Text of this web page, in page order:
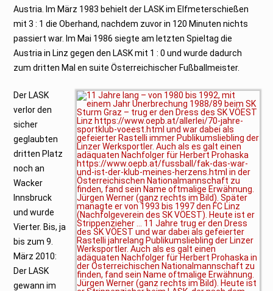
Austria. Im März 1983 behielt der LASK im Elfmeterschießen
mit 3 : 1 die Oberhand, nachdem zuvor in 120 Minuten nichts
passiert war. Im Mai 1986 siegte am letzten Spieltag die
Austria in Linz gegen den LASK mit 1 : 0 und wurde dadurch
zum dritten Mal en suite Österreichischer Fußballmeister.
Der LASK
verlor den
sicher
geglaubten
dritten Platz
noch an
Wacker
Innsbruck
und wurde
Vierter. Bis, ja
bis zum 9.
März 2010:
Der LASK
gewann im